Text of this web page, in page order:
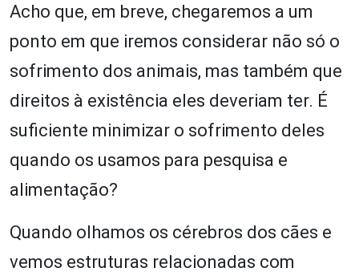
Acho que, em breve, chegaremos a um
ponto em que iremos considerar não só o
sofrimento dos animais, mas também que
direitos à existência eles deveriam ter. É
suficiente minimizar o sofrimento deles
quando os usamos para pesquisa e
alimentação?
Quando olhamos os cérebros dos cães e
vemos estruturas relacionadas com